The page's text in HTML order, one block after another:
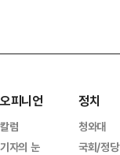
오피니언
칼럼
기자의 눈
정치
청와대
국회/정당